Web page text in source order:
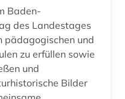
Baden-
des Landestages
pädagogischen und
zu erfüllen sowie
und
Bilder